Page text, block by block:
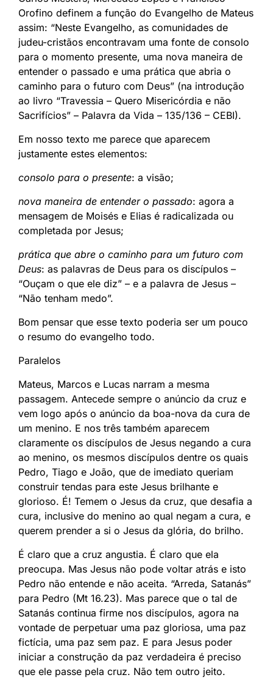
Orofino definem a função do Evangelho de Mateus
assim: “Neste Evangelho, as comunidades de
judeu-cristãos encontravam uma fonte de consolo
para o momento presente, uma nova maneira de
entender o passado e uma prática que abria o
caminho para o futuro com Deus” (na introdução
ao livro “Travessia – Quero Misericórdia e não
Sacrifícios” – Palavra da Vida – 135/136 – CEBI).
Em nosso texto me parece que aparecem
justamente estes elementos:
consolo para o presente: a visão;
nova maneira de entender o passado: agora a
mensagem de Moisés e Elias é radicalizada ou
completada por Jesus;
prática que abre o caminho para um futuro com
Deus: as palavras de Deus para os discípulos –
“Ouçam o que ele diz” – e a palavra de Jesus –
“Não tenham medo”.
Bom pensar que esse texto poderia ser um pouco
o resumo do evangelho todo.
Paralelos
Mateus, Marcos e Lucas narram a mesma
passagem. Antecede sempre o anúncio da cruz e
vem logo após o anúncio da boa-nova da cura de
um menino. E nos três também aparecem
claramente os discípulos de Jesus negando a cura
ao menino, os mesmos discípulos dentre os quais
Pedro, Tiago e João, que de imediato queriam
construir tendas para este Jesus brilhante e
glorioso. É! Temem o Jesus da cruz, que desafia a
cura, inclusive do menino ao qual negam a cura, e
querem prender a si o Jesus da glória, do brilho.
É claro que a cruz angustia. É claro que ela
preocupa. Mas Jesus não pode voltar atrás e isto
Pedro não entende e não aceita. “Arreda, Satanás”
para Pedro (Mt 16.23). Mas parece que o tal de
Satanás continua firme nos discípulos, agora na
vontade de perpetuar uma paz gloriosa, uma paz
fictícia, uma paz sem paz. E para Jesus poder
iniciar a construção da paz verdadeira é preciso
que ele passe pela cruz. Não tem outro jeito.